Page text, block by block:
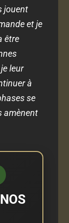
jouent
et je
être
leur
à
se
amènent